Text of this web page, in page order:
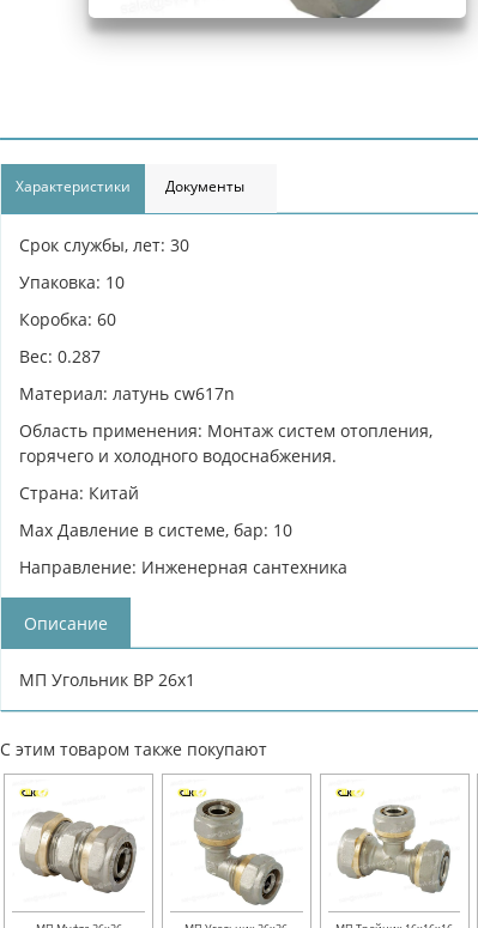
Характеристики Документы
Срок службы, лет: 30
Упаковка: 10
Коробка: 60
Вес: 0.287
Материал: латунь cw617n
Область применения: Монтаж систем отопления,
горячего и холодного водоснабжения.
Страна: Китай
Max Давление в системе, бар: 10
Направление: Инженерная сантехника
Описание
МП Угольник ВР 26х1
С этим товаром также покупают